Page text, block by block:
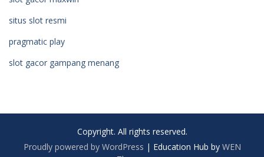
situs slot resmi
pragmatic play
slot gacor gampang menang
Copyright. All rights reserved.
Proudly powered by WordPress | Education Hub by WEN